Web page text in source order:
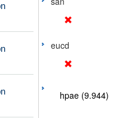
eucd
hpae (9.944)